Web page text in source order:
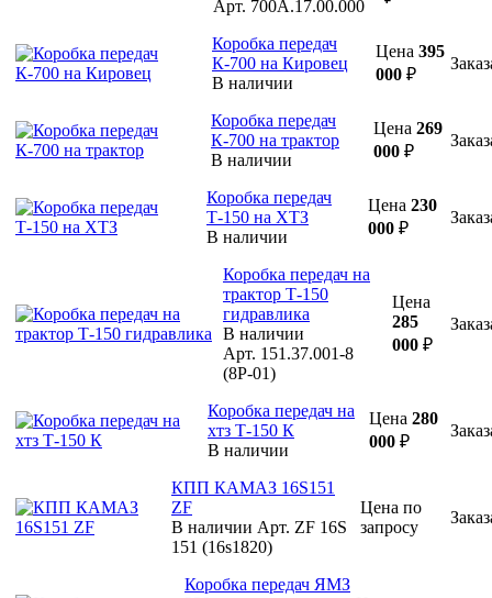
Арт. 700А.17.00.000
Коробка передач
К-700 на Кировец
В наличии
Цена 395
000 ₽
Коробка передач
К-700 на трактор
В наличии
Цена 269
000 ₽
Коробка передач
Т-150 на ХТЗ
В наличии
Цена 230
000 ₽
Коробка передач на
трактор Т-150
гидравлика
В наличии
Арт. 151.37.001-8
(8Р-01)
Цена
285
000 ₽
Коробка передач на
хтз Т-150 К
В наличии
Цена 280
000 ₽
КПП КАМАЗ 16S151
ZF
В наличии Арт. ZF 16S
151 (16s1820)
Цена по
запросу
Коробка передач ЯМЗ